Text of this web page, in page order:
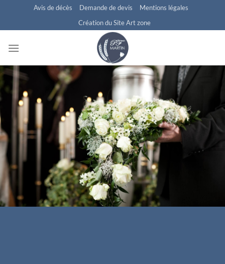
contenu
Avis de décès Demande de devis
Mentions légales
Création du Site Art zone